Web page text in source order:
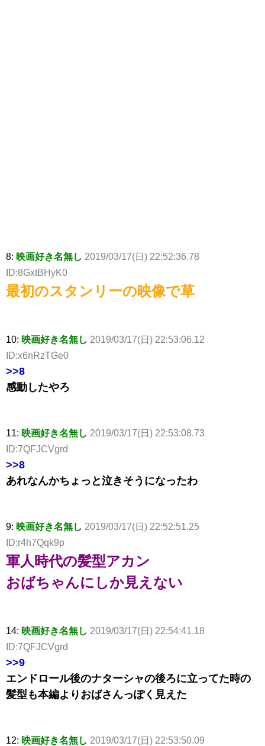
8: 映画好き名無し 2019/03/17(日) 22:52:36.78
ID:8GxtBHyK0
最初のスタンリーの映像で草
10: 映画好き名無し 2019/03/17(日) 22:53:06.12
ID:x6nRzTGe0
>>8
感動したやろ
11: 映画好き名無し 2019/03/17(日) 22:53:08.73
ID:7QFJCVgrd
>>8
あれなんかちょっと泣きそうになったわ
9: 映画好き名無し 2019/03/17(日) 22:52:51.25
ID:r4h7Qqk9p
軍人時代の髪型アカン
おばちゃんにしか見えない
14: 映画好き名無し 2019/03/17(日) 22:54:41.18
ID:7QFJCVgrd
>>9
エンドロール後のナターシャの後ろに立ってた時の
髪型も本編よりおばさんっぽく見えた
12: 映画好き名無し 2019/03/17(日) 22:53:50.09